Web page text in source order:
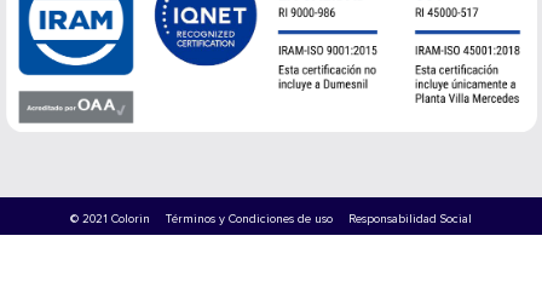
© 2021 Colorin Términos y Condiciones de uso Responsabilidad Social